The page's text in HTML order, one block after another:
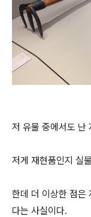
저 유물 중에서도 난
저게 재현품인지 실
한데 더 이상한 점은
다는 사실이다.